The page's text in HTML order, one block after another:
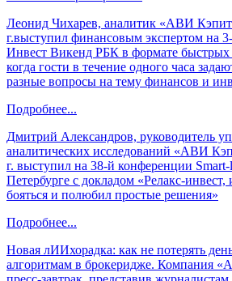
Леонид Чихарев, аналитик «АВИ
г.выступил финансовым экспертом на
Инвест Викенд РБК в формате быстрых
когда гости в течение одного часа
разные вопросы на тему финансов и
Подробнее...
Дмитрий Александров, руководитель
аналитических исследований «АВИ
г. выступил на 38-й конференции
Петербурге с докладом «Релакс-инвест,
бояться и полюбил простые решения»
Подробнее...
Новая лИИхорадка: как не потерять
алгоритмам в брокеридже. Компания